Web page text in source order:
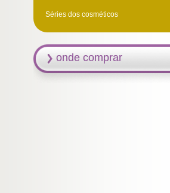
Séries dos cosméticos
onde comprar